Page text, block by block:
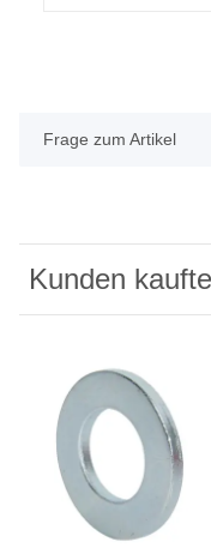
Frage zum Artikel
Kunden